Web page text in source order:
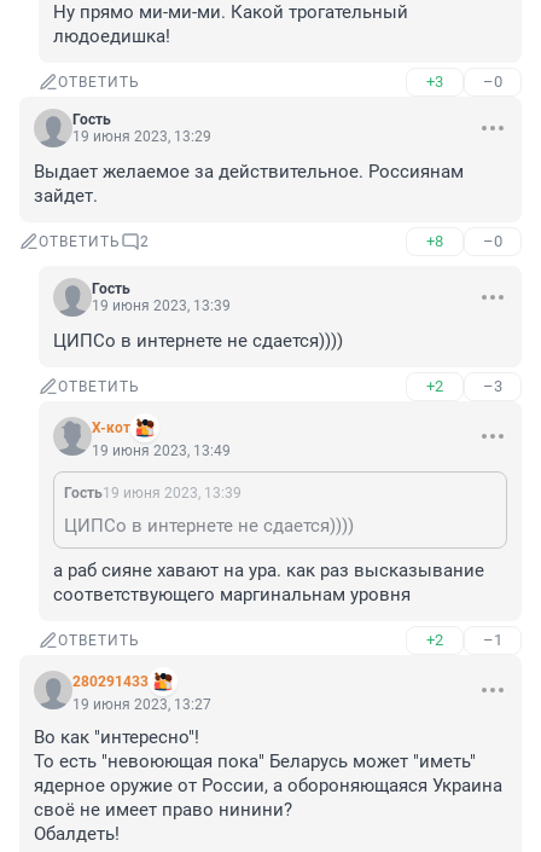
Ну прямо ми-ми-ми. Какой трогательный
людоедишка!
ОТВЕТИТЬ +3 –0
Гость
19 июня 2023, 13:29
Выдает желаемое за действительное. Россиянам
зайдет.
ОТВЕТИТЬ 2 +8 –0
Гость
19 июня 2023, 13:39
ЦИПСо в интернете не сдается))))
ОТВЕТИТЬ +2 –3
X-кот
19 июня 2023, 13:49
Гость19 июня 2023, 13:39
ЦИПСо в интернете не сдается))))
а раб сияне хавают на ура. как раз высказывание
соответствующего маргинальнам уровня
ОТВЕТИТЬ +2 –1
280291433
19 июня 2023, 13:27
Во как "интересно"!
То есть "невоюющая пока" Беларусь может "иметь"
ядерное оружие от России, а обороняющаяся Украина
своё не имеет право нинини?
Обалдеть!